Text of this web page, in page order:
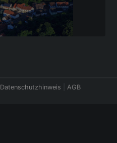
Datenschutzhinweis AGB